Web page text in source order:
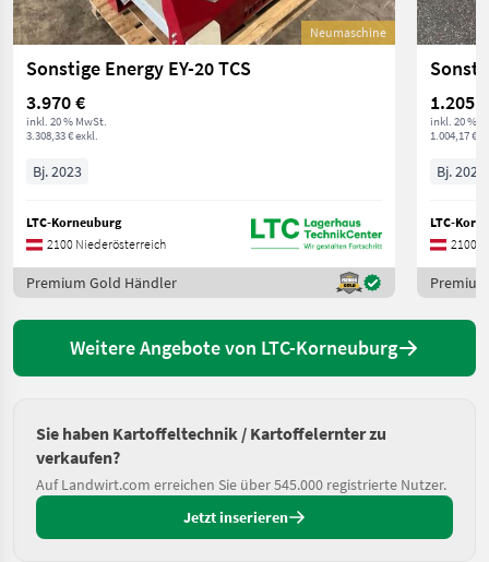
Neumaschine
Sonstige Energy EY-20 TCS
3.970 €
inkl. 20 % MwSt.
3.308,33 € exkl.
Bj. 2023
LTC-Korneuburg
2100 Niederösterreich
Premium Gold Händler
1.205 €
inkl. 20 %
1.004,17 €
Bj. 2023
LTC-
2100
Weitere Angebote von LTC-Korneuburg
Sie haben Kartoffeltechnik / Kartoffelernter zu
verkaufen?
Auf Landwirt.com erreichen Sie über 545.000 registrierte Nutzer.
Jetzt inserieren